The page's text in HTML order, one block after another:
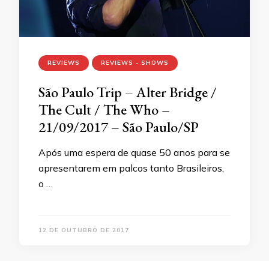
REVIEWS REVIEWS - SHOWS
São Paulo Trip – Alter Bridge /
The Cult / The Who –
21/09/2017 – São Paulo/SP
Após uma espera de quase 50 anos para se
apresentarem em palcos tanto Brasileiros,
o …
12 DE OUTUBRO DE 2017